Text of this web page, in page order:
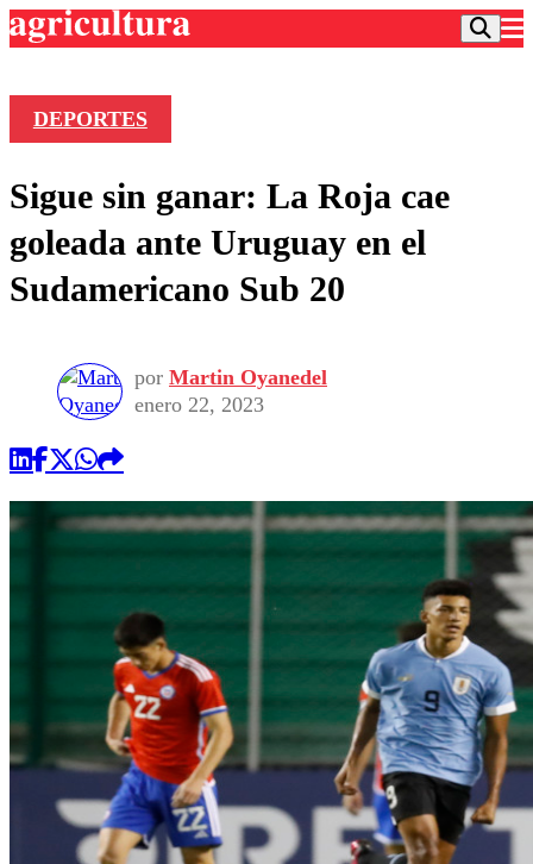
Frecuencias
Agricultura TV
Deportes
Colo Colo
Otros Deportes
Seleccion Chilena
Torneo Internacional
Universidad de Chile
Entretención
Dato Practico
Economía
Internacional
Sustentabilidad
Publicaciones en medios
Opinión
DEPORTES
Sigue sin ganar: La Roja cae
goleada ante Uruguay en el
Sudamericano Sub 20
por Martin Oyanedel
enero 22, 2023